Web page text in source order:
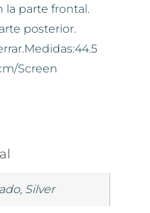
la parte frontal.
posterior.
Screen
Silver